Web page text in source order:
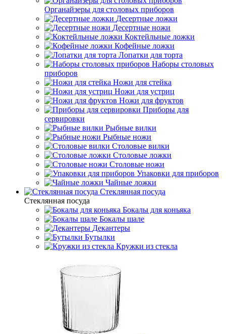
Органайзеры для столовых приборов
Десертные ложки
Десертные ножи
Коктейльные ложки
Кофейные ложки
Лопатки для торта
Наборы столовых
приборов
Ножи для стейка
Ножи для устриц
Ножи для фруктов
Приборы для
сервировки
Рыбные вилки
Рыбные ножи
Столовые вилки
Столовые ложки
Столовые ножи
Упаковки для приборов
Чайные ложки
Стеклянная посуда
Стеклянная посуда
Бокалы для коньяка
Бокалы шале
Декантеры
Бутылки
Кружки из стекла